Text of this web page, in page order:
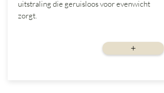
uitstraling die geruisloos voor evenwicht
zorgt.
+